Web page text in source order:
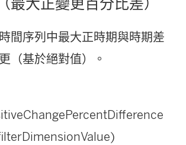
間序列中最大正時期與時期差
（基於絕對值）。